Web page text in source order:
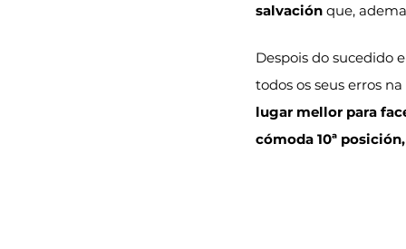
salvación que,
Despois do sucedido
todos os seus erros
lugar mellor para
cómoda 10ª